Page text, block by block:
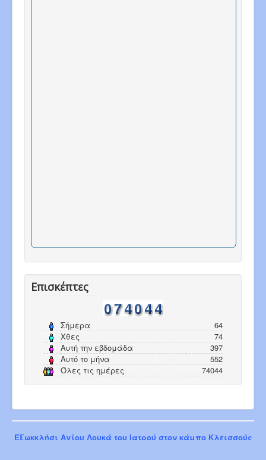
Επισκέπτες
Σήμερα
64
Χθες
74
Αυτή την εβδομάδα
397
Αυτό το μήνα
552
Όλες τις ημέρες
74044
Εξωκκλήσι Αγίου Λουκά του Ιατρού στον κάμπο Κλεισσούς